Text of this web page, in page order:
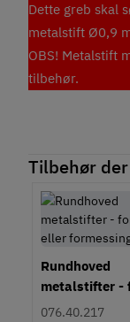
Dette greb skal
metalstift Ø0,9
OBS! Metalstift
tilbehør.
Tilbehør
Rundhoved
metalstifter -
eller
076.40.217